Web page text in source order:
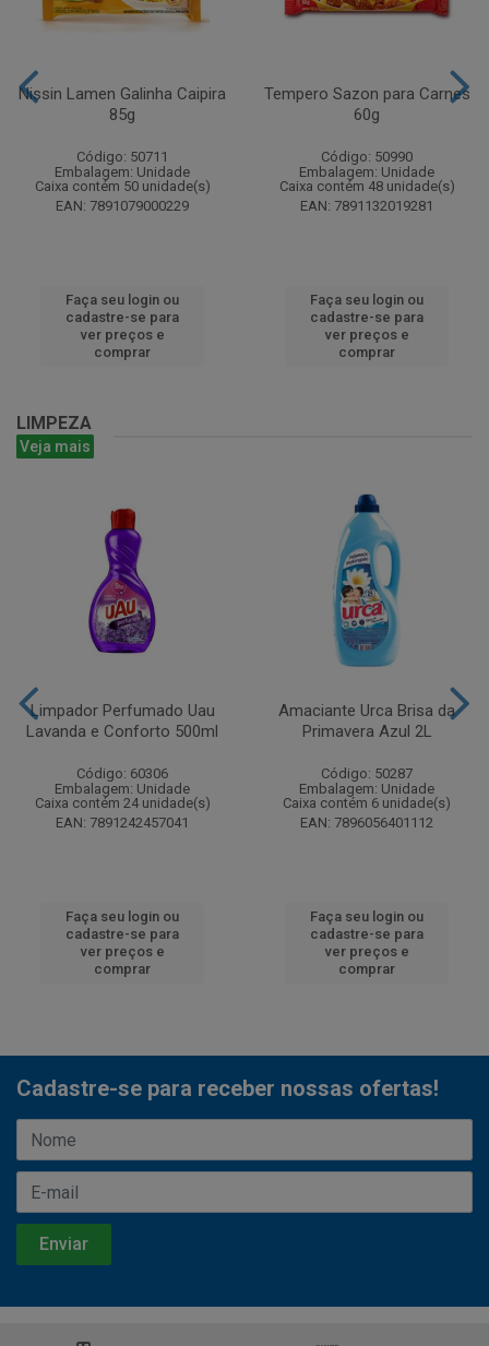
Nissin Lamen Galinha Caipira
85g
Código: 50711
Embalagem: Unidade
Caixa contém 50 unidade(s)
EAN: 7891079000229
Faça seu login ou
cadastre-se para
ver preços e
comprar
Tempero Sazon para Carnes
60g
Código: 50990
Embalagem: Unidade
Caixa contém 48 unidade(s)
EAN: 7891132019281
Faça seu login ou
cadastre-se para
ver preços e
comprar
LIMPEZA
Veja mais
Limpador Perfumado Uau
Lavanda e Conforto 500ml
Código: 60306
Embalagem: Unidade
Caixa contém 24 unidade(s)
EAN: 7891242457041
Faça seu login ou
cadastre-se para
ver preços e
comprar
Amaciante Urca Brisa da
Primavera Azul 2L
Código: 50287
Embalagem: Unidade
Caixa contém 6 unidade(s)
EAN: 7896056401112
Faça seu login ou
cadastre-se para
ver preços e
comprar
Cadastre-se para receber nossas ofertas!